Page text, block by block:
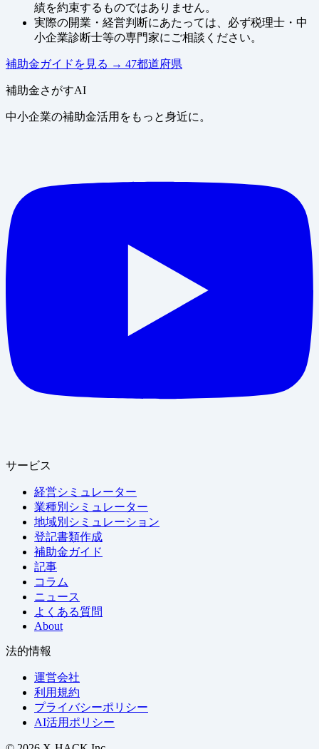
績を約束するものではありません。
実際の開業・経営判断にあたっては、必ず税理士・中
小企業診断士等の専門家にご相談ください。
補助金ガイドを見る → 47都道府県
補助金さがすAI
中小企業の補助金活用をもっと身近に。
サービス
経営シミュレーター
業種別シミュレーター
地域別シミュレーション
登記書類作成
補助金ガイド
記事
コラム
ニュース
よくある質問
About
法的情報
運営会社
利用規約
プライバシーポリシー
AI活用ポリシー